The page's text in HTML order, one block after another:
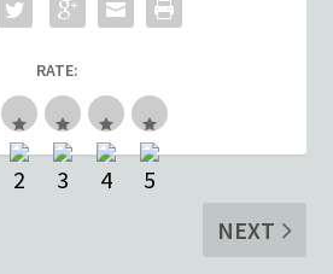
RATE:
NEXT